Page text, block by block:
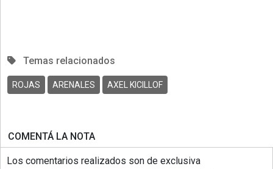
Temas relacionados
ROJAS ARENALES AXEL KICILLOF
COMENTÁ LA NOTA
Los comentarios realizados son de exclusiva